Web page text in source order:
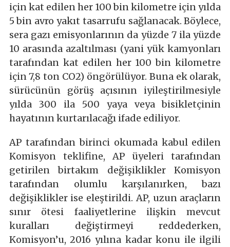
için kat edilen her 100 bin kilometre için yılda
5 bin avro yakıt tasarrufu sağlanacak. Böylece,
sera gazı emisyonlarının da yüzde 7 ila yüzde
10 arasında azaltılması (yani yük kamyonları
tarafından kat edilen her 100 bin kilometre
için 7,8 ton CO2) öngörülüyor. Buna ek olarak,
sürücünün görüş açısının iyileştirilmesiyle
yılda 300 ila 500 yaya veya bisikletçinin
hayatının kurtarılacağı ifade ediliyor.
AP tarafından birinci okumada kabul edilen
Komisyon teklifine, AP üyeleri tarafından
getirilen birtakım değişiklikler Komisyon
tarafından olumlu karşılanırken, bazı
değişiklikler ise eleştirildi. AP, uzun araçların
sınır ötesi faaliyetlerine ilişkin mevcut
kuralları değiştirmeyi reddederken,
Komisyon’u, 2016 yılına kadar konu ile ilgili